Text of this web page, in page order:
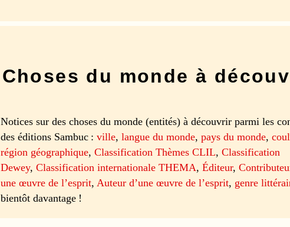
Choses du monde à
Notices sur des choses du monde (entités) à découvrir parmi les
des éditions Sambuc :ville,langue du monde,pays du monde,
région géographique,Classification Thèmes CLIL,Classification
Dewey,Classification internationale THEMA,Éditeur,
une œuvre de l’esprit,Auteur d’une œuvre de l’esprit, genre
bientôt davantage !